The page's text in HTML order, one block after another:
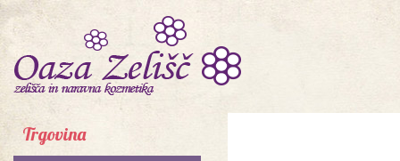
Trgovina